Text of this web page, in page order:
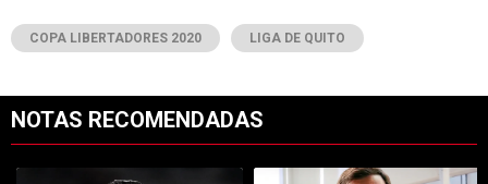
COPA LIBERTADORES 2020 LIGA DE QUITO
NOTAS RECOMENDADAS
Un artículo de tendencia con el título "Kevin Castaño se va de
Un artículo de tendencia con el